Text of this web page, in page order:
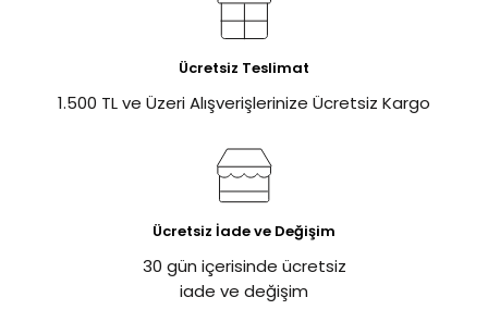
Ücretsiz Teslimat
1.500 TL ve Üzeri Alışverişlerinize Ücretsiz Kargo
Ücretsiz İade ve Değişim
30 gün içerisinde ücretsiz
iade ve değişim